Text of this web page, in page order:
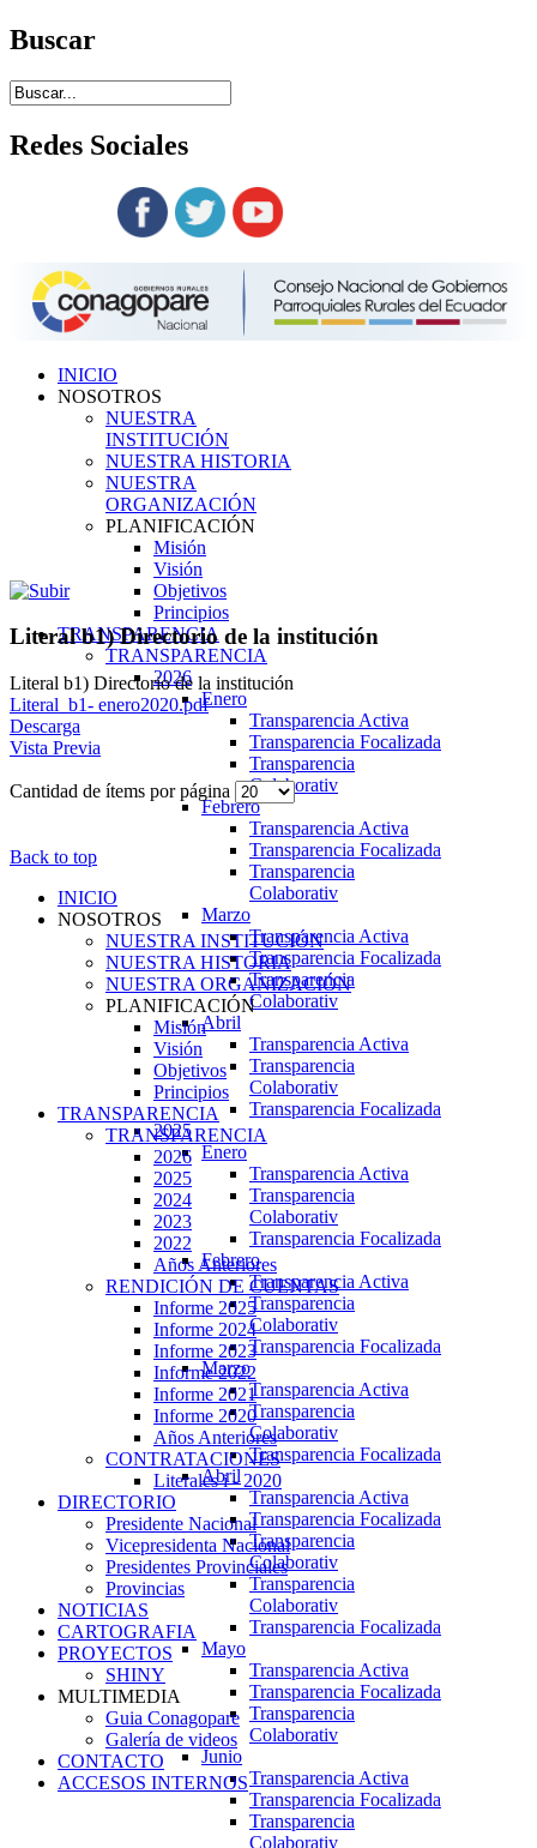
Buscar
Redes Sociales
INICIO
NOSOTROS
NUESTRA
INSTITUCIÓN
NUESTRA HISTORIA
NUESTRA
ORGANIZACIÓN
PLANIFICACIÓN
Misión
Visión
Objetivos
Principios
TRANSPARENCIA
TRANSPARENCIA
2026
Enero
Transparencia Activa
Transparencia Focalizada
Transparencia
Colaborativ
Febrero
Transparencia Activa
Transparencia Focalizada
Transparencia
Colaborativ
Marzo
Transparencia Activa
Transparencia Focalizada
Transparencia
Colaborativ
Abril
Transparencia Activa
Transparencia
Colaborativ
Transparencia Focalizada
2025
Enero
Transparencia Activa
Transparencia
Colaborativ
Transparencia Focalizada
Febrero
Transparencia Activa
Transparencia
Colaborativ
Transparencia Focalizada
Marzo
Transparencia Activa
Transparencia
Colaborativ
Transparencia Focalizada
Abril
Transparencia Activa
Transparencia Focalizada
Transparencia
Colaborativ
Transparencia
Colaborativ
Transparencia Focalizada
Mayo
Transparencia Activa
Transparencia Focalizada
Transparencia
Colaborativ
Junio
Transparencia Activa
Transparencia Focalizada
Transparencia
Colaborativ
Literal b1) Directorio de la institución
Literal b1) Directorio de la institución
Literal_b1- enero2020.pdf
Descarga
Vista Previa
Cantidad de ítems por página
Back to top
INICIO
NOSOTROS
NUESTRA INSTITUCIÓN
NUESTRA HISTORIA
NUESTRA ORGANIZACIÓN
PLANIFICACIÓN
Misión
Visión
Objetivos
Principios
TRANSPARENCIA
TRANSPARENCIA
2026
2025
2024
2023
2022
Años Anteriores
RENDICIÓN DE CUENTAS
Informe 2025
Informe 2024
Informe 2023
Informe 2022
Informe 2021
Informe 2020
Años Anteriores
CONTRATACIONES
Literales i - 2020
DIRECTORIO
Presidente Nacional
Vicepresidenta Nacional
Presidentes Provinciales
Provincias
NOTICIAS
CARTOGRAFIA
PROYECTOS
SHINY
MULTIMEDIA
Guia Conagopare
Galería de videos
CONTACTO
ACCESOS INTERNOS